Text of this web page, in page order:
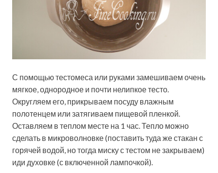
С помощью тестомеса или руками замешиваем очень
мягкое, однородное и почти нелипкое тесто.
Округляем его, прикрываем посуду влажным
полотенцем или затягиваем пищевой пленкой.
Оставляем в теплом месте на 1 час. Тепло можно
сделать в микроволновке (поставить туда же стакан с
горячей водой, но тогда миску с тестом не закрываем)
иди духовке (с включенной лампочкой).